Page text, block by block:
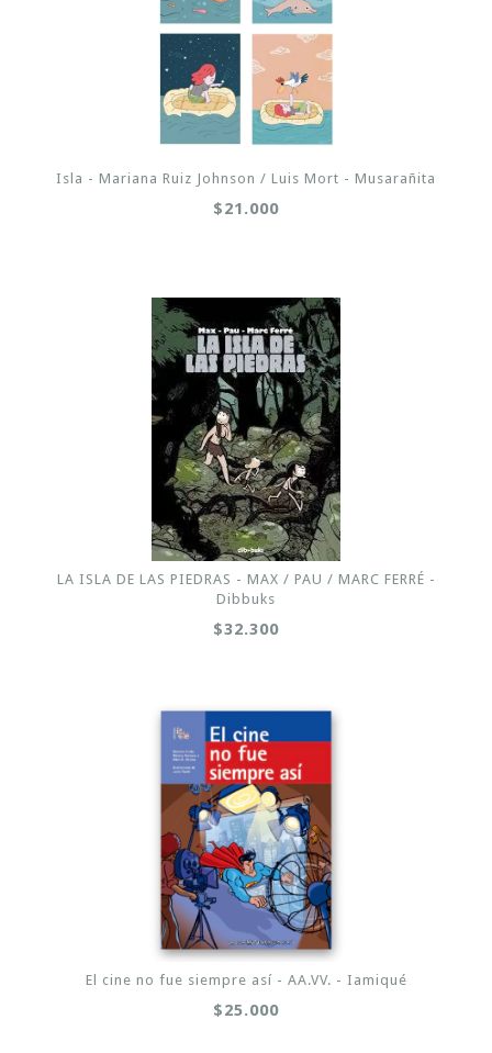
Isla - Mariana Ruiz Johnson / Luis Mort - Musarañita
$21.000
LA ISLA DE LAS PIEDRAS - MAX / PAU / MARC FERRÉ -
Dibbuks
$32.300
El cine no fue siempre así - AA.VV. - Iamiqué
$25.000